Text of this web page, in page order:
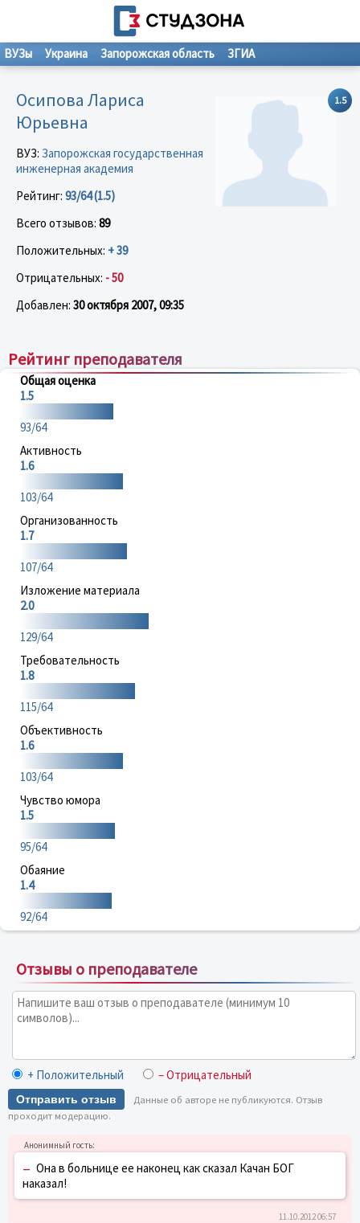
ВУЗы Украина Запорожская область ЗГИА
1.5
Осипова Лариса
Юрьевна
ВУЗ: Запорожская государственная
инженерная академия
Рейтинг: 93/64 (1.5)
Всего отзывов: 89
Положительных: + 39
Отрицательных: - 50
Добавлен: 30 октября 2007, 09:35
Рейтинг преподавателя
Общая оценка
1.5
93/64
Активность
1.6
103/64
Организованность
1.7
107/64
Изложение материала
2.0
129/64
Требовательность
1.8
115/64
Объективность
1.6
103/64
Чувство юмора
1.5
95/64
Обаяние
1.4
92/64
Отзывы о преподавателе
+ Положительный – Отрицательный
Отправить отзыв
Данные об авторе не публикуются. Отзыв
проходит модерацию.
– Она в больнице ее наконец как сказал Качан БОГ
наказал!
11.10.2012 06:57